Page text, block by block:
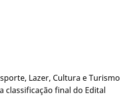
Lazer, Cultura e Turismo
classificação final do Edital